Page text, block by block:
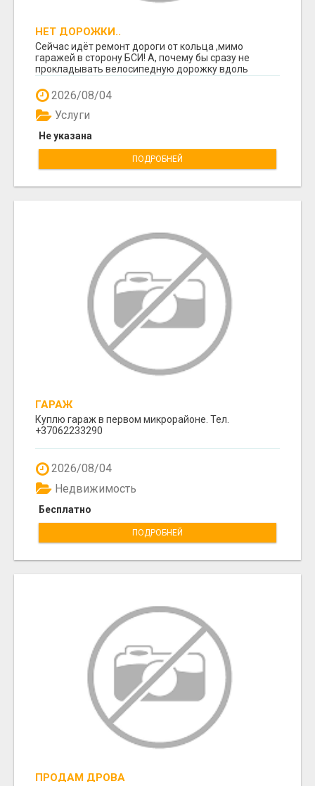
НЕТ ДОРОЖКИ..
Сейчас идёт ремонт дороги от кольца ,мимо
гаражей в сторону БСИ! А, почему бы сразу не
прокладывать велосипедную дорожку вдоль
2026/08/04
Не указана
Услуги
ПОДРОБНЕЙ
ГАРАЖ
Куплю гараж в первом микрорайоне. Тел.
+37062233290
2026/08/04
Бесплатно
Недвижимость
ПОДРОБНЕЙ
ПРОДАМ ДРОВА